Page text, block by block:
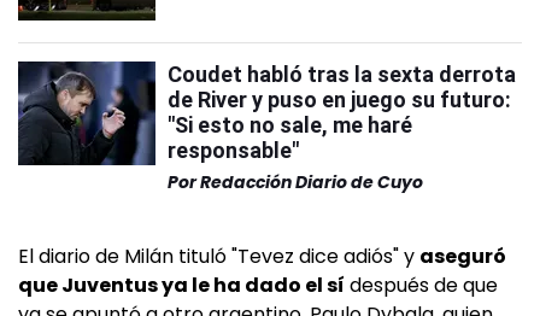
Coudet habló tras la sexta derrota
de River y puso en juego su futuro:
"Si esto no sale, me haré
responsable"
PorRedacción Diario de Cuyo
El diario de Milán tituló "Tevez dice adiós" y aseguró
que Juventus ya le ha dado el sí después de que